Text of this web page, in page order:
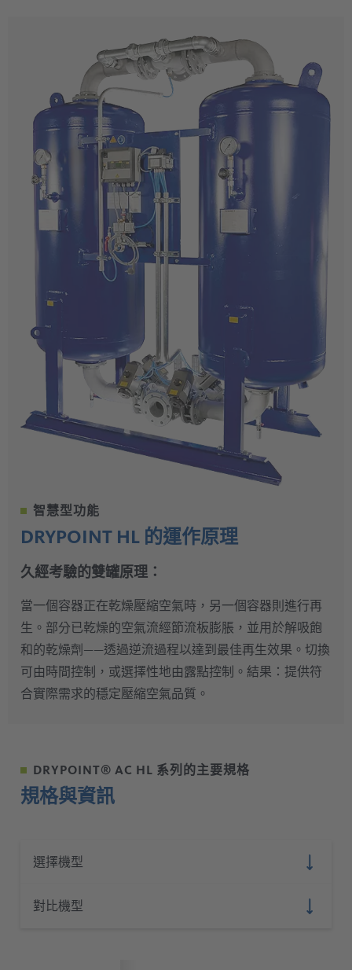
可選用 BEKO TECH 模組化系統的配件進行擴充
智慧型功能
DRYPOINT HL 的運作原理
久經考驗的雙罐原理：
當一個容器正在乾燥壓縮空氣時，另一個容器則進行再
生。部分已乾燥的空氣流經節流板膨脹，並用於解吸飽
和的乾燥劑——透過逆流過程以達到最佳再生效果。切換
可由時間控制，或選擇性地由露點控制。結果：提供符
合實際需求的穩定壓縮空氣品質。
DRYPOINT® AC HL 系列的主要規格
規格與資訊